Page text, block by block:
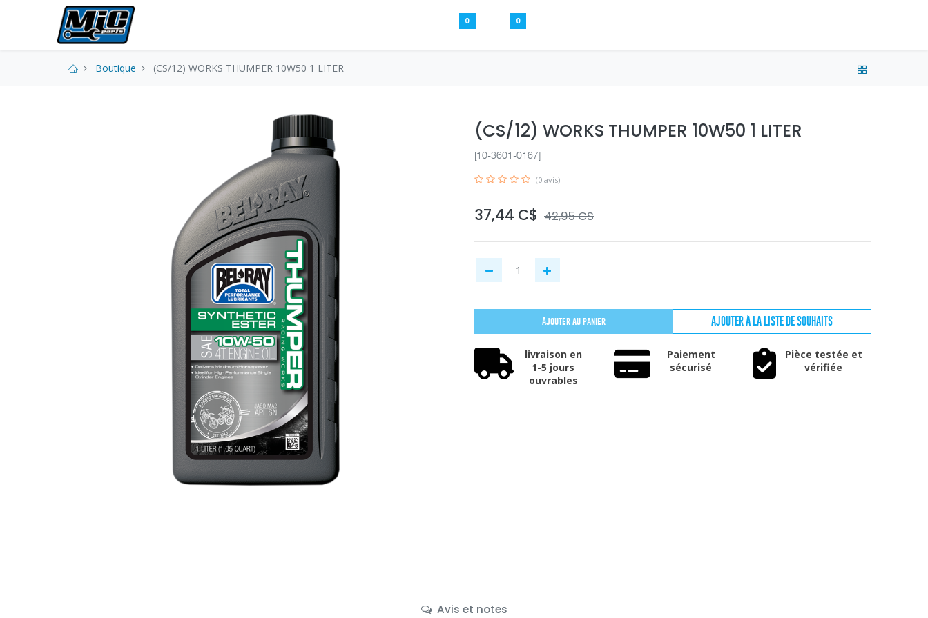
0 0
Boutique (CS/12) WORKS THUMPER 10W50 1 LITER
(CS/12) WORKS THUMPER 10W50 1 LITER
[10-3601-0167]
(0 avis)
37,44 C$ 42,95C$
Ajouter au panier AJOUTER À LA LISTE DE SOUHAITS
livraison en
1-5 jours
ouvrables
Paiement
sécurisé
Pièce testée et
vérifiée
Avis et notes